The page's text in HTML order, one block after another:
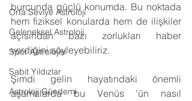
Orta Seviye Astroloji
Geleneksel Astroloji
Spor Astrolojisi
Sabit Yıldızlar
Astroloji Gündemi
burcunda güçlü konumda. Bu noktada
hem fiziksel konularda hem de ilişkiler
açısından bazı zorlukları haber
verdiğini söyleyebiliriz.
Şimdi gelin hayatındaki önemli
aşamalarda bu Venüs 'ün nasıl